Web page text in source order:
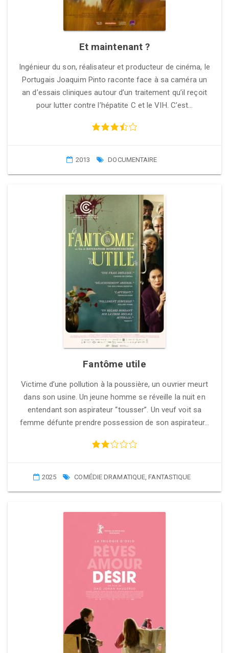
Et maintenant ?
Ingénieur du son, réalisateur et producteur de cinéma, le
Portugais Joaquim Pinto raconte face à sa caméra un
an d’essais cliniques autour d’un traitement qu’il reçoit
pour lutter contre l’hépatite C et le VIH. C’est…
2013 DOCUMENTAIRE
Fantôme utile
Victime d’une pollution à la poussière, un ouvrier meurt
dans son usine. Un jeune homme se réveille la nuit en
entendant son aspirateur “tousser”. Un veuf voit sa
femme défunte prendre possession de son aspirateur…
2025 COMÉDIE DRAMATIQUE,FANTASTIQUE